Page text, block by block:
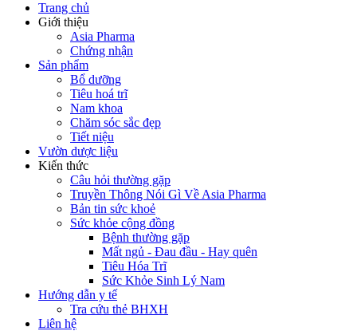
Trang chủ
Giới thiệu
Asia Pharma
Chứng nhận
Sản phẩm
Bổ dưỡng
Tiêu hoá trĩ
Nam khoa
Chăm sóc sắc đẹp
Tiết niệu
Vườn dược liệu
Kiến thức
Câu hỏi thường gặp
Truyền Thông Nói Gì Về Asia Pharma
Bản tin sức khoẻ
Sức khỏe cộng đồng
Bệnh thường gặp
Mất ngủ - Đau đầu - Hay quên
Tiêu Hóa Trĩ
Sức Khỏe Sinh Lý Nam
Hướng dẫn y tế
Tra cứu thẻ BHXH
Liên hệ